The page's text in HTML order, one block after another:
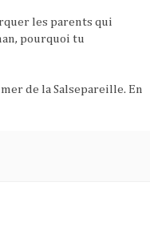
les parents qui
pourquoi tu
de la Salsepareille. En